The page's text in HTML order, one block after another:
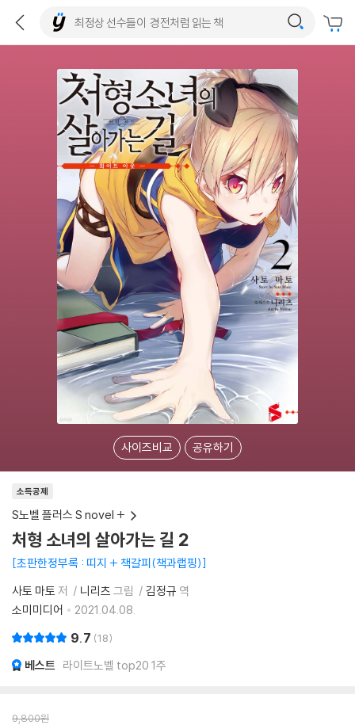
사이즈비교 공유하기
소득공제
S노벨 플러스 S novel +
처형 소녀의 살아가는 길 2
초판한정부록 : 띠지 + 책갈피(책과랩핑)
사토 마토 저 니리츠 그림 김정규 역
소미미디어
2021.04.08.
9.7 18
베스트 라이트노벨 top20 1주
9,800원